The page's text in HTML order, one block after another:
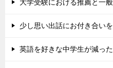
大学受験における推薦と一
少し思い出話にお付き合い
英語を好きな中学生が減っ